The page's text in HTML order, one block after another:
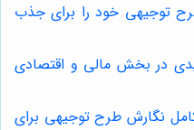
توجیهی خود را برای جذب
در بخش مالی و اقتصادی
نگارش طرح توجیهی برای